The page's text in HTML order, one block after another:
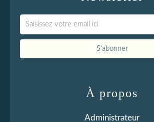
À propos
Administrateur